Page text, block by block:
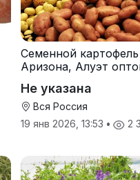
Семенной картофель
Аризона, Алуэт
Не указана
Вся Россия
19 янв 2026, 13:53 • 2